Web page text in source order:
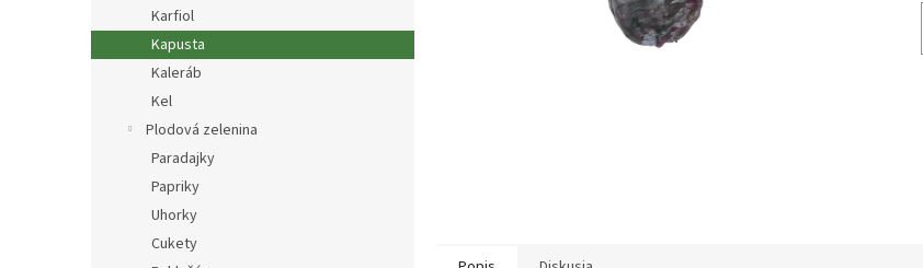
Karfiol
Kapusta
Kaleráb
Kel
Plodová zelenina
Paradajky
Papriky
Uhorky
Cukety